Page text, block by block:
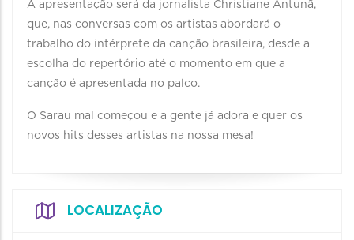
A apresentação será da jornalista Christiane Antunã,
que, nas conversas com os artistas abordará o
trabalho do intérprete da canção brasileira, desde a
escolha do repertório até o momento em que a
canção é apresentada no palco. ⠀ ⠀
O Sarau mal começou e a gente já adora e quer os
novos hits desses artistas na nossa mesa!⠀
LOCALIZAÇÃO